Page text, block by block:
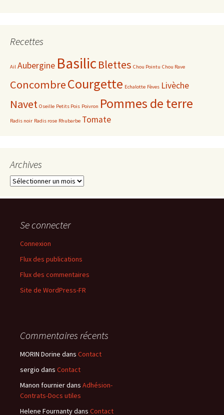
Recettes
Ail Aubergine Basilic Blettes Chou Pointu Chou Rave
ConcombreCourgette Echalotte Fèves Livèche
Navet Oseille Petits Pois Poivron Pommes de terre
Radis noir Radis rose Rhubarbe Tomate
Archives
Archives
Se connecter
Connexion
Flux des publications
Flux des commentaires
Site de WordPress-FR
Commentaires récents
MORIN Dorine dans Contact
sergio dans Contact
Manon fournierdans Adhésion-
Contrats-Docs utiles
Helene Fournantydans Contact